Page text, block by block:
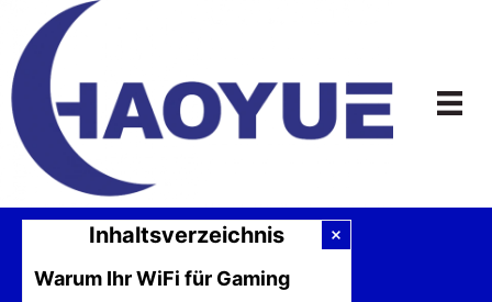
Inhalt
springen
Inhaltsverzeichnis
Warum Ihr WiFi für Gaming